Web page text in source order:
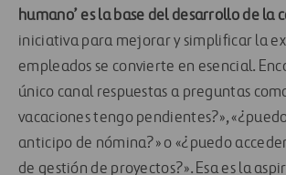
humano’ es la base del desarrollo de la
iniciativa para mejorar y simplificar la
empleados se convierte en esencial.
único canal respuestas a preguntas
vacaciones tengo pendientes?»,
anticipo de nómina?» o «¿puedo
de gestión de proyectos?». Esa es la